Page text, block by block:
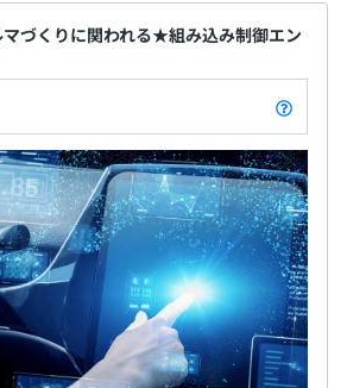
マづくりに関われる★組み込み制御エン